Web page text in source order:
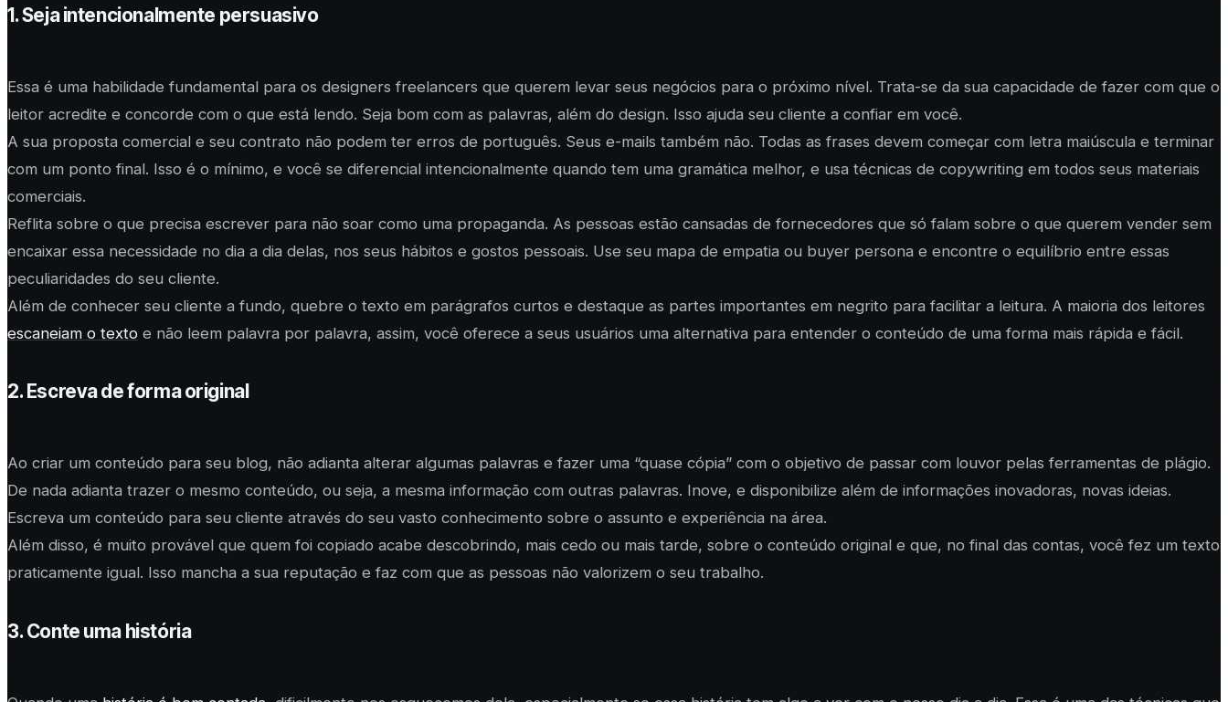
1. Seja intencionalmente persuasivo
Essa é uma habilidade fundamental para os designers freelancers que querem levar seus negócios para o próximo nível. Trata-se da sua capacidade de fazer com que o
leitor acredite e concorde com o que está lendo. Seja bom com as palavras, além do design. Isso ajuda seu cliente a confiar em você.
A sua proposta comercial e seu contrato não podem ter erros de português. Seus e-mails também não. Todas as frases devem começar com letra maiúscula e terminar
com um ponto final. Isso é o mínimo, e você se diferencial intencionalmente quando tem uma gramática melhor, e usa técnicas de copywriting em todos seus materiais
comerciais.
Reflita sobre o que precisa escrever para não soar como uma propaganda. As pessoas estão cansadas de fornecedores que só falam sobre o que querem vender sem
encaixar essa necessidade no dia a dia delas, nos seus hábitos e gostos pessoais. Use seu mapa de empatia ou buyer persona e encontre o equilíbrio entre essas
peculiaridades do seu cliente.
Além de conhecer seu cliente a fundo, quebre o texto em parágrafos curtos e destaque as partes importantes em negrito para facilitar a leitura. A maioria dos leitores
escaneiam o texto e não leem palavra por palavra, assim, você oferece a seus usuários uma alternativa para entender o conteúdo de uma forma mais rápida e fácil.
2. Escreva de forma original
Ao criar um conteúdo para seu blog, não adianta alterar algumas palavras e fazer uma “quase cópia” com o objetivo de passar com louvor pelas ferramentas de plágio.
De nada adianta trazer o mesmo conteúdo, ou seja, a mesma informação com outras palavras. Inove, e disponibilize além de informações inovadoras, novas ideias.
Escreva um conteúdo para seu cliente através do seu vasto conhecimento sobre o assunto e experiência na área.
Além disso, é muito provável que quem foi copiado acabe descobrindo, mais cedo ou mais tarde, sobre o conteúdo original e que, no final das contas, você fez um texto
praticamente igual. Isso mancha a sua reputação e faz com que as pessoas não valorizem o seu trabalho.
3. Conte uma história